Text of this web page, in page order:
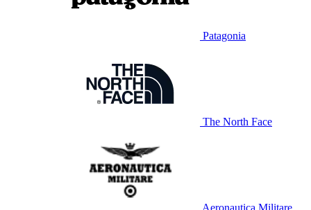
Patagonia
The North Face
Aeronautica Militare